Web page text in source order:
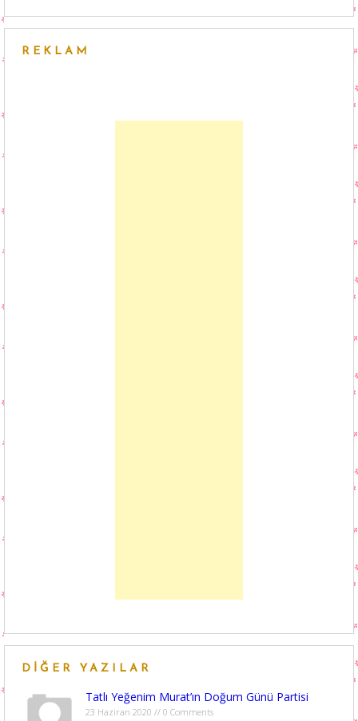
REKLAM
DIĞER YAZILAR
Tatlı Yeğenim Murat’ın Doğum Günü Partisi
23 Haziran 2020 // 0 Comments